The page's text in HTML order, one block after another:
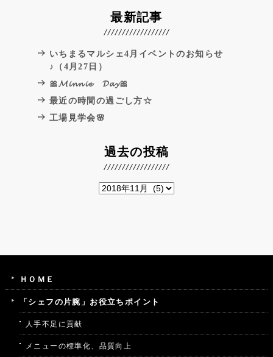
最新記事
いちまるマルシェ4月イベントのお知らせ
♪（4月27日）
🎀𝓜𝓲𝓷𝓷𝓲𝓮 𝓓𝓪𝔂🎀
最近の時間の過ごし方☆
工場見学会🌸
過去の投稿
ＨＯＭＥ
「シェフの片腕」お役立ちポイント
人手不足に貢献
メニューの標準化、品質向上